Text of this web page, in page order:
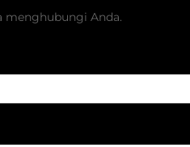
menghubungi Anda.